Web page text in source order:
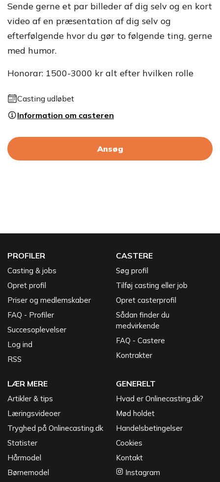
Sende gerne et par billeder af dig selv og en kort
video af en præsentation af dig selv og
efterfølgende hvor du gør to følgende ting, gerne
med humor.
Honorar: 1500-3000 kr alt efter hvilken rolle
Casting udløbet
Information om casteren
Ansøg
PROFILER
Casting & jobs
Opret profil
Priser og medlemskaber
FAQ - Profiler
Succesoplevelser
Log ind
RSS
CASTERE
Søg profil
Tilføj casting eller job
Opret casterprofil
Sådan finder du
medvirkende
FAQ - Castere
Kontrakter
LÆR MERE
Artikler & tips
Læringsvideoer
Tryghed på Onlinecasting.dk
Statister
Hårmodel
Børnemodel
GENERELT
Hvad er Onlinecasting.dk?
Mød holdet
Handelsbetingelser
Cookies
Kontakt
Instagram